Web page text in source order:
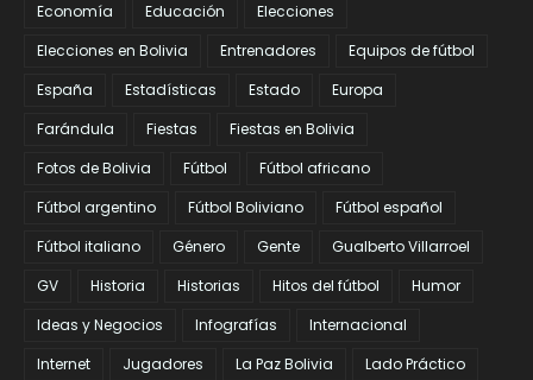
Economía
Educación
Elecciones
Elecciones en Bolivia
Entrenadores
Equipos de fútbol
España
Estadísticas Estado
Europa
Farándula
Fiestas
Fiestas en Bolivia
Fotos de Bolivia
Fútbol
Fútbol africano
Fútbol argentino
Fútbol Boliviano
Fútbol español
Fútbol italiano
Género Gente
Gualberto Villarroel
GV
Historia Historias Hitos del fútbol
Humor
Ideas y Negocios
Infografías
Internacional
Internet
Jugadores La Paz Bolivia
Lado Práctico